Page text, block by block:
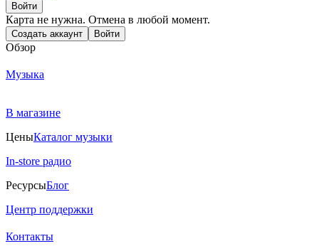
Войти
Карта не нужна. Отмена в любой момент.
Создать аккаунт Войти
Обзор
Музыка
В магазине
ЦеныКаталог музыки
In-store радио
РесурсыБлог
Центр поддержки
Контакты